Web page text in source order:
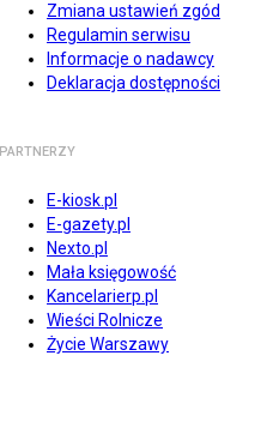
Zmiana ustawień zgód
Regulamin serwisu
Informacje o nadawcy
Deklaracja dostępności
PARTNERZY
E-kiosk.pl
E-gazety.pl
Nexto.pl
Mała księgowość
Kancelarierp.pl
Wieści Rolnicze
Życie Warszawy